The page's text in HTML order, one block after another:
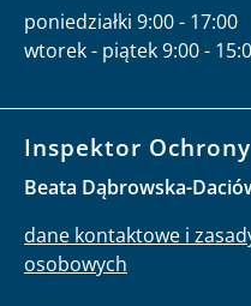
poniedziałki 9:00 - 17:00
wtorek - piątek 9:00 -
Inspektor
Beata Dąbrowska-
dane kontaktowe i
osobowych